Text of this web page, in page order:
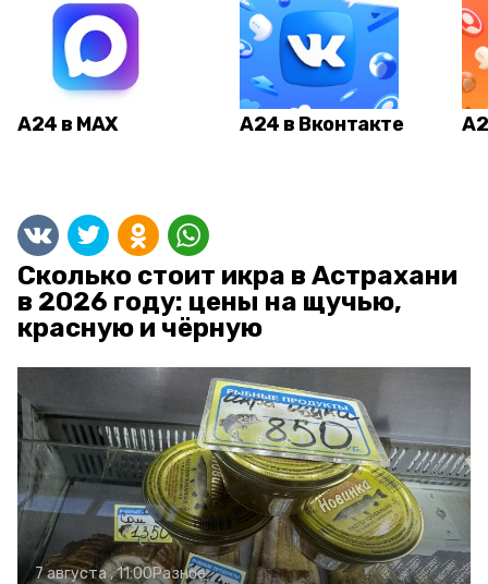
А24 в MAX А24 в Вконтакте
Сколько стоит икра в Астрахани
в 2026 году: цены на щучью,
красную и чёрную
7 августа , 11:00Разное